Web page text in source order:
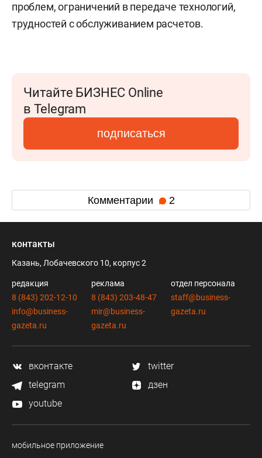
проблем, ограничений в передаче технологий,
трудностей с обслуживанием расчетов.
Читайте БИЗНЕС Online
в Telegram
подписаться
Комментарии 2
контакты
Казань, Лобачевского 10, корпус 2
редакция
8 (843) 202-12-10
info@business-
gazeta.ru
реклама
8 (843) 203-48-47
mir@business-
gazeta.ru
отдел персонала
staff@business-
gazeta.ru
вконтакте
twitter
telegram
дзен
youtube
мобильное приложение